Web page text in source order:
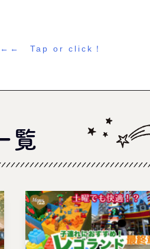
←← Tap or click！
覧